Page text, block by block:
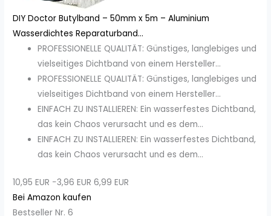
DIY Doctor Butylband – 50mm x 5m – Aluminium
Wasserdichtes Reparaturband...
PROFESSIONELLE QUALITÄT: Günstiges, langlebiges und
vielseitiges Dichtband von einem Hersteller...
PROFESSIONELLE QUALITÄT: Günstiges, langlebiges und
vielseitiges Dichtband von einem Hersteller...
EINFACH ZU INSTALLIEREN: Ein wasserfestes Dichtband,
das kein Chaos verursacht und es dem...
EINFACH ZU INSTALLIEREN: Ein wasserfestes Dichtband,
das kein Chaos verursacht und es dem...
10,95 EUR −3,96 EUR 6,99 EUR
Bei Amazon kaufen
Bestseller Nr. 6